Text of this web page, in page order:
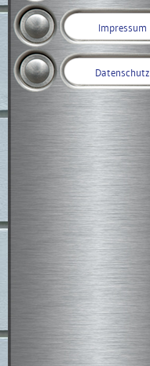
Impressum
Datenschutz